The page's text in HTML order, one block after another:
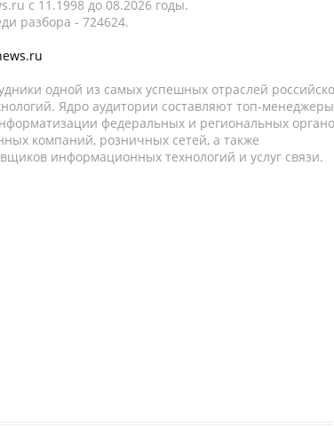
c 11.1998 до 08.2026 годы.
разбора - 724624.
одной из самых успешных отраслей
Ядро аудитории составляют топ-
федеральных и региональных
компаний, розничных сетей, а также
информационных технологий и услуг связи.